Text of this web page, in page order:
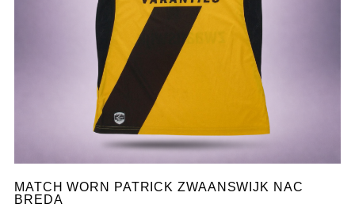
MATCH WORN PATRICK ZWAANSWIJK NAC
BREDA